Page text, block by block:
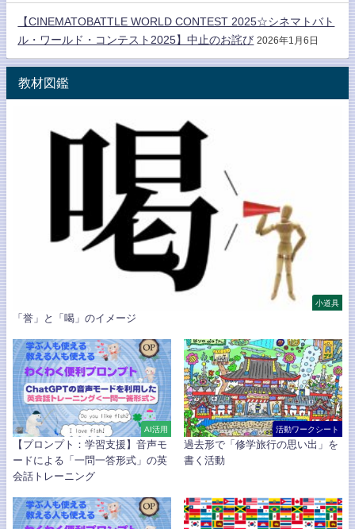
【CINEMATOBATTLE WORLD CONTEST 2025☆シネマトバト
ル・ワールド・コンテスト2025】中止のお詫び 2026年1月6日
教材図鑑
小道具
「誉」と「喝」のイメージ
AI活用
【プロンプト：学習支援】音声モ
ードによる「一問一答形式」の英
会話トレーニング
活動ワークシート
過去形で「修学旅行の思い出」を
書く活動